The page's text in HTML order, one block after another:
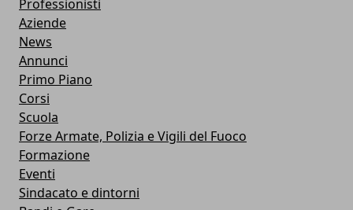
Professionisti
Aziende
News
Annunci
Primo Piano
Corsi
Scuola
Forze Armate, Polizia e Vigili del Fuoco
Formazione
Eventi
Sindacato e dintorni